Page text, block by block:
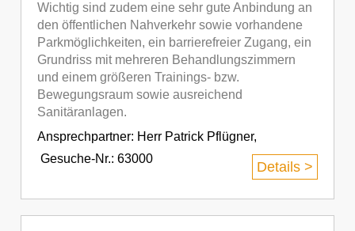
Wichtig sind zudem eine sehr gute Anbindung an
den öffentlichen Nahverkehr sowie vorhandene
Parkmöglichkeiten, ein barrierefreier Zugang, ein
Grundriss mit mehreren Behandlungszimmern
und einem größeren Trainings- bzw.
Bewegungsraum sowie ausreichend
Sanitäranlagen.
Ansprechpartner: Herr Patrick Pflügner,
Gesuche-Nr.: 63000
Details >